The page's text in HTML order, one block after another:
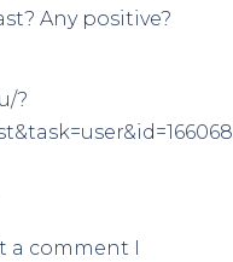
Any positive?
?
comment I